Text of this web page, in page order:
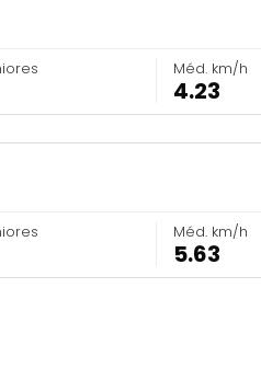
Méd. km/h
4.23
Méd. km/h
5.63